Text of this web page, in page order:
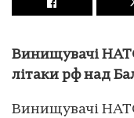
Винищувачі
літаки рф над
Винищувачі